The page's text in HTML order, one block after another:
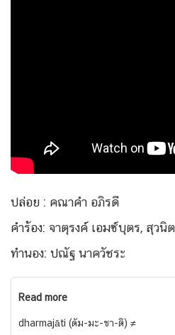
ปล่อย : คณาคำ อภิรดี
คำร้อง: จาตุรงค์ เอมซ์บุตร, สุว
ทำนอง: ปณัฐ นาควัชระ
Read more
dharmajāti (ดัม-มะ-ชา-ติ) ≠